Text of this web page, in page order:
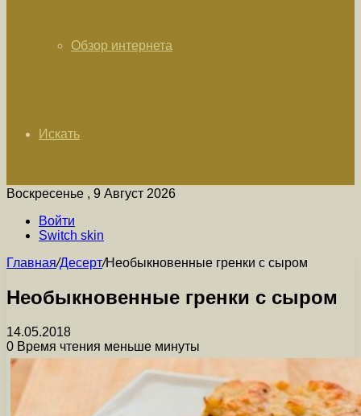
Обзор интернета
Искать
Воскресенье , 9 Август 2026
Войти
Switch skin
Главная/Десерт/Необыкновенные гренки с сыром
Необыкновенные гренки с сыром
14.05.2018
0 Время чтения меньше минуты